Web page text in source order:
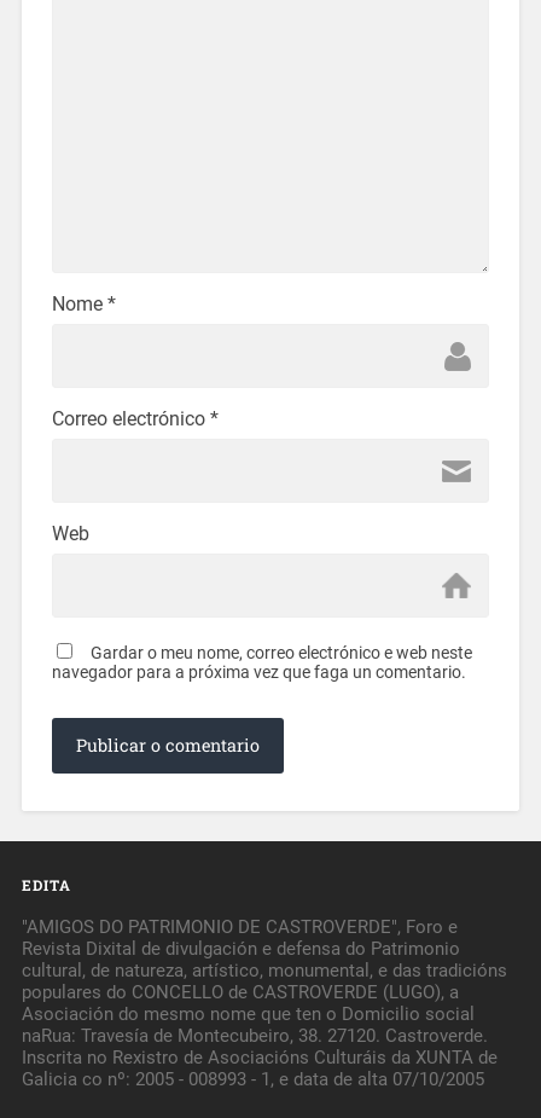
Nome *
Correo electrónico *
Web
Gardar o meu nome, correo electrónico e web neste
navegador para a próxima vez que faga un comentario.
EDITA
"AMIGOS DO PATRIMONIO DE CASTROVERDE", Foro e
Revista Dixital de divulgación e defensa do Patrimonio
cultural, de natureza, artístico, monumental, e das tradicións
populares do CONCELLO de CASTROVERDE (LUGO), a
Asociación do mesmo nome que ten o Domicilio social
naRua: Travesía de Montecubeiro, 38. 27120. Castroverde.
Inscrita no Rexistro de Asociacións Culturáis da XUNTA de
Galicia co nº: 2005 - 008993 - 1, e data de alta 07/10/2005